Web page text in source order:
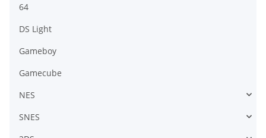
64
DS Light
Gameboy
Gamecube
NES
SNES